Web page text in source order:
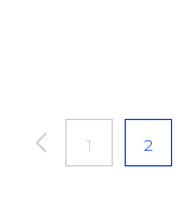
1 2